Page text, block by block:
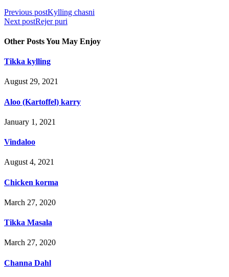
Previous postKylling chasni
Next postRejer puri
Other Posts You May Enjoy
Tikka kylling
August 29, 2021
Aloo (Kartoffel) karry
January 1, 2021
Vindaloo
August 4, 2021
Chicken korma
March 27, 2020
Tikka Masala
March 27, 2020
Channa Dahl